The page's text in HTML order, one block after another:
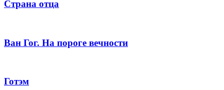
Страна отца
Ван Гог. На пороге вечности
Готэм